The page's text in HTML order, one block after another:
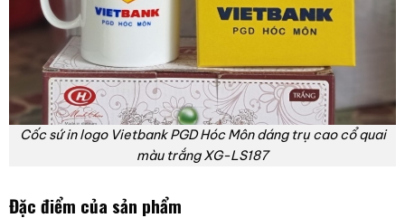
Cốc sứ in logo Vietbank PGD Hóc Môn dáng trụ cao cổ quai
màu trắng XG-LS187
Đặc điểm của sản phẩm